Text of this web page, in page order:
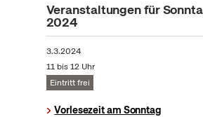
Veranstaltungen für
2024
3.3.2024
11 bis 12 Uhr
Eintritt frei
Vorlesezeit am Sonntag